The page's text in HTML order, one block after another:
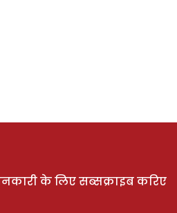
के लिए सब्सक्राइब करिए